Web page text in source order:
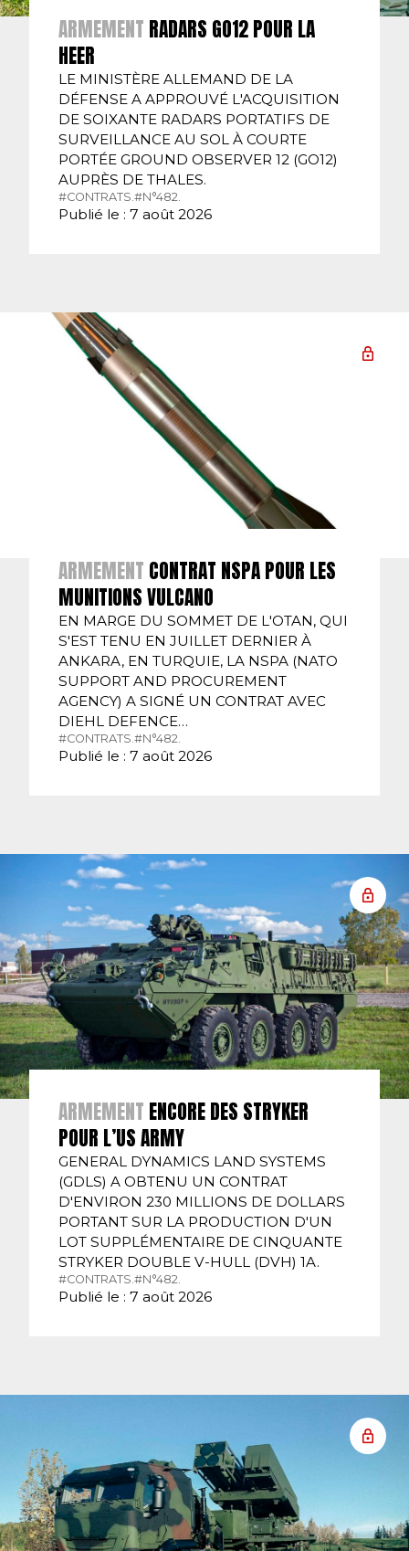
ARMEMENT RADARS GO12 POUR LA
HEER
LE MINISTÈRE ALLEMAND DE LA
DÉFENSE A APPROUVÉ L'ACQUISITION
DE SOIXANTE RADARS PORTATIFS DE
SURVEILLANCE AU SOL À COURTE
PORTÉE GROUND OBSERVER 12 (GO12)
AUPRÈS DE THALES.
#CONTRATS. #N°482.
Publié le : 7 août 2026
ARMEMENT CONTRAT NSPA POUR LES
MUNITIONS VULCANO
EN MARGE DU SOMMET DE L'OTAN, QUI
S'EST TENU EN JUILLET DERNIER À
ANKARA, EN TURQUIE, LA NSPA (NATO
SUPPORT AND PROCUREMENT
AGENCY) A SIGNÉ UN CONTRAT AVEC
DIEHL DEFENCE…
#CONTRATS. #N°482.
Publié le : 7 août 2026
ARMEMENT ENCORE DES STRYKER
POUR L’US ARMY
GENERAL DYNAMICS LAND SYSTEMS
(GDLS) A OBTENU UN CONTRAT
D'ENVIRON 230 MILLIONS DE DOLLARS
PORTANT SUR LA PRODUCTION D'UN
LOT SUPPLÉMENTAIRE DE CINQUANTE
STRYKER DOUBLE V-HULL (DVH) 1A.
#CONTRATS.#N°482.
Publié le : 7 août 2026